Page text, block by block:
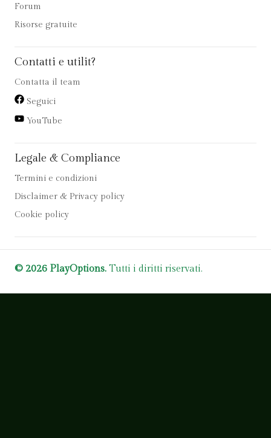
Forum
Risorse gratuite
Contatti e utilit?
Contatta il team
Seguici
YouTube
Legale & Compliance
Termini e condizioni
Disclaimer & Privacy policy
Cookie policy
© 2026 PlayOptions. Tutti i diritti riservati.